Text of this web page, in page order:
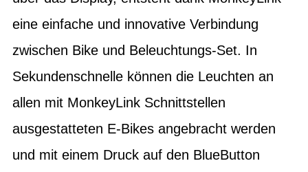
eine einfache und innovative Verbindung
zwischen Bike und Beleuchtungs-Set. In
Sekundenschnelle können die Leuchten an
allen mit MonkeyLink Schnittstellen
ausgestatteten E-Bikes angebracht werden
und mit einem Druck auf den BlueButton